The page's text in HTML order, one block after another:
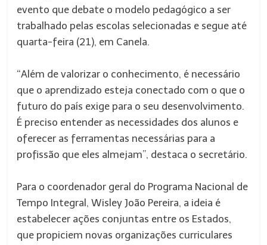
evento que debate o modelo pedagógico a ser
trabalhado pelas escolas selecionadas e segue até
quarta-feira (21), em Canela.
“Além de valorizar o conhecimento, é necessário
que o aprendizado esteja conectado com o que o
futuro do país exige para o seu desenvolvimento.
É preciso entender as necessidades dos alunos e
oferecer as ferramentas necessárias para a
profissão que eles almejam”, destaca o secretário.
Para o coordenador geral do Programa Nacional de
Tempo Integral, Wisley João Pereira, a ideia é
estabelecer ações conjuntas entre os Estados,
que propiciem novas organizações curriculares